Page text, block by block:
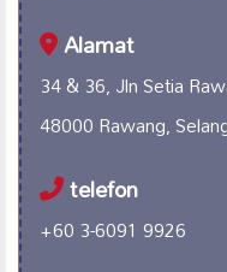
Alamat
34 & 36, Jln Setia
48000 Rawang,
telefon
+60 3-6091 9926